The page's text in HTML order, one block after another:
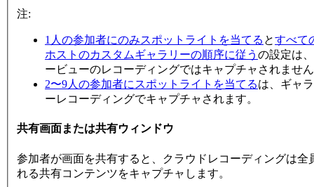
注:
1人の参加者にのみスポットライトを当てる とすべて
ホストのカスタムギャラリーの順序に従う の設定は
ービューのレコーディングではキャプチャされませ
2〜9人の参加者にスポットライトを当てるは、ギャ
ーレコーディングでキャプチャされます。
共有画面または共有ウィンドウ
参加者が画面を共有すると、クラウドレコーディングは全
れる共有コンテンツをキャプチャします。